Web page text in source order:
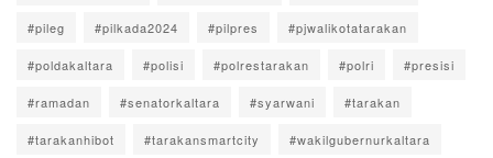
#pileg #pilkada2024 #pilpres #pjwalikotatarakan
#poldakaltara #polisi #polrestarakan #polri #presisi
#ramadan #senatorkaltara #syarwani #tarakan
#tarakanhibot #tarakansmartcity #wakilgubernurkaltara